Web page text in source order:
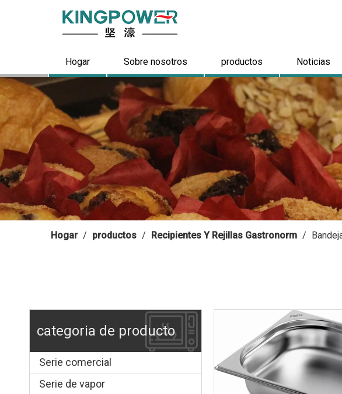
Hogar Sobre nosotros productos Noticias
Hogar / productos / Recipientes Y Rejillas Gastronorm /
categoria de producto
Serie comercial
Serie de vapor